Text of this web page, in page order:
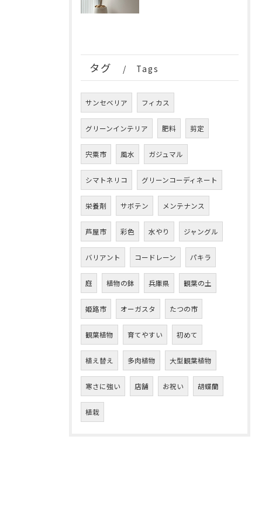
タグ Tags
サンセベリア フィカス
グリーンインテリア 肥料 剪定
宍粟市 風水 ガジュマル
シマトネリコ グリーンコーディネート
栄養剤 サボテン メンテナンス
芦屋市 彩色 水やり ジャングル
バリアント コードレーン パキラ
庭 植物の鉢 兵庫県 観葉の土
姫路市 オーガスタ たつの市
観葉植物 育てやすい 初めて
植え替え 多肉植物 大型観葉植物
寒さに強い 店舗 お祝い 胡蝶蘭
植栽